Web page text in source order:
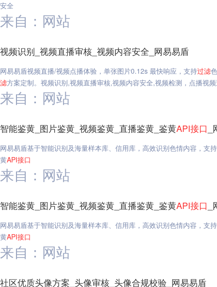
安全
来自：网站
视频识别_视频直播审核_视频内容安全_网易易盾
网易易盾视频直播/视频点播体验，单张图片0.12s 最快响应，支持过滤
滤方案定制。视频识别,视频直播审核,视频内容安全,视频检测，点播视
来自：网站
智能鉴黄_图片鉴黄_视频鉴黄_直播鉴黄_鉴黄API接口
网易易盾基于智能识别及海量样本库、信用库，高效识别色情内容，支
黄API接口
来自：网站
智能鉴黄_图片鉴黄_视频鉴黄_直播鉴黄_鉴黄API接口
网易易盾基于智能识别及海量样本库、信用库，高效识别色情内容，支
黄API接口
来自：网站
社区优质头像方案_头像审核_头像合规校验_网易易盾